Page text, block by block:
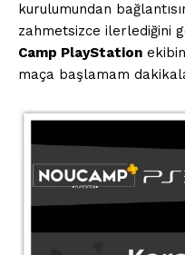
kurulumundan
zahmetsizce ilerlediğini
Camp PlayStation
maça başlamam